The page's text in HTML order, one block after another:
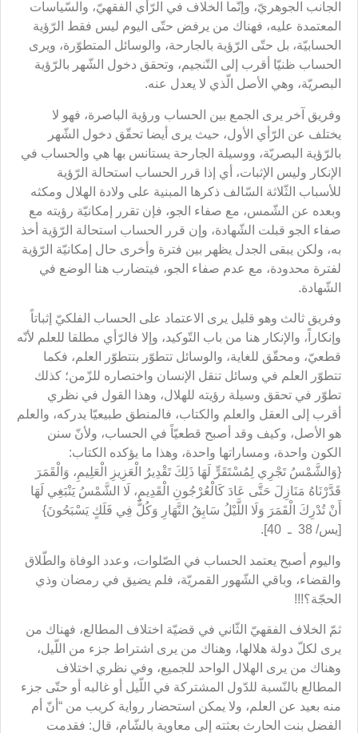
الجانب الجوهريّ، وإنّما الخلاف في الرّأي الفقهيّ، والسّياسات
المعتمدة عليه، فهناك من يرفض حتّى اليوم ليس فقط الرّؤية
الحسابيّة، بل حتّى الرّؤية بالجارحة، والوسائل المتطوّرة، ويرى
الحساب ظنيّا أقرب إلى التّنجيم، وتحقق دخول الشّهر بالرّؤية
البصريّة، وهي الأصل الّذي لا يعدل عنه.
وفريق آخر يرى الجمع بين الحساب ورؤية الباصرة، فهو لا
يختلف عن الرّأي الأول، حيث يرى أيضا تحقّق دخول الشّهر
بالرّؤية البصريّة، ووسيلة الجارحة يستانس بها هي والحساب في
الإنكار وليس الإثبات، أي إذا قرر الحساب استحالة الرّؤية
للأسباب الثّلاثة السّالف ذكرها المبنية على ولادة الهلال ومكثه
وبعده عن الشّمس، مع صفاء الجو، فإن تقرر إمكانيّة رؤيته مع
صفاء الجو قبلت الشّهادة، وإن قرر الحساب استحالة الرّؤية أخذ
به، ولكن يبقى الجدل يظهر بين فترة وأخرى حال إمكانيّة الرّؤية
لفترة محدودة، مع عدم صفاء الجو، فيتضارب هنا الوضع في
الشّهادة.
وفريق ثالث وهو قليل يرى الاعتماد على الحساب الفلكيّ إثباتاً
وإنكاراً، والإنكار هنا من باب التّوكيد، وإلا فالرّأي مطلقا للعلم لأنّه
قطعيّ، ومحقّق للغاية، والوسائل تتطوّر بتتطوّر العلم، فكما
تتطوّر العلم في وسائل تنقل الإنسان واختصاره للزّمن؛ كذلك
تطوّر في تحقق وسيلة رؤيته للهلال، وهذا القول في نظري
أقرب إلى العقل والعلم والكتاب، فالمنطق طبيعيّا يدركه، والعلم
هو الأصل، وكيف وقد أصبح قطعيّاً في الحساب، ولأنّ سنن
الكون واحدة، ومساراتها واحدة، وهذا ما يؤكده الكتاب:
{وَالشَّمْسُ تَجْرِي لِمُسْتَقَرٍّ لَهَا ذَلِكَ تَقْدِيرُ الْعَزِيزِ الْعَلِيمِ، وَالْقَمَرَ
قَدَّرْنَاهُ مَنَازِلَ حَتَّى عَادَ كَالْعُرْجُونِ الْقَدِيمِ، لَا الشَّمْسُ يَنْبَغِي لَهَا
أَنْ تُدْرِكَ الْقَمَرَ وَلَا اللَّيْلُ سَابِقُ النَّهَارِ وَكُلٌّ فِي فَلَكٍ يَسْبَحُونَ}
[يس/ 38 ـ 40].
واليوم أصبح يعتمد الحساب في الصّلوات، وعدد الوفاة والطّلاق
والقضاء، وباقي الشّهور القمريّة، فلم يضيق في رمضان وذي
الحجّة؟!!!
ثمّ الخلاف الفقهيّ الثّاني في قضيّة اختلاف المطالع، فهناك من
يرى لكلّ دولة هلالها، وهناك من يرى اشتراط جزء من اللّيل،
وهناك من يرى الهلال الواحد للجميع، وفي نظري اختلاف
المطالع بالنّسبة للدّول المشتركة في اللّيل أو غالبه أو حتّى جزء
منه بعيد عن العلم، ولا يمكن استحضار رواية كريب من “أنّ أم
الفضل بنت الحارث بعثته إلى معاوية بالشّام، قال: فقدمت